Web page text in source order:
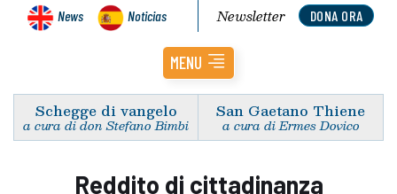
News Noticias DONA ORA
Newsletter
MENU
Schegge di vangelo
a cura di don Stefano Bimbi
San Gaetano Thiene
a cura di Ermes Dovico
Reddito di cittadinanza